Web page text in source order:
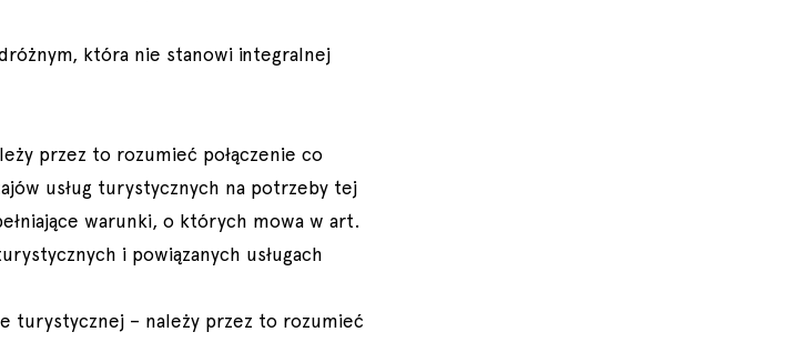
która nie stanowi integralnej
przez to rozumieć połączenie co
usług turystycznych na potrzeby tej
warunki, o których mowa w art.
i powiązanych usługach
turystycznej – należy przez to rozumieć